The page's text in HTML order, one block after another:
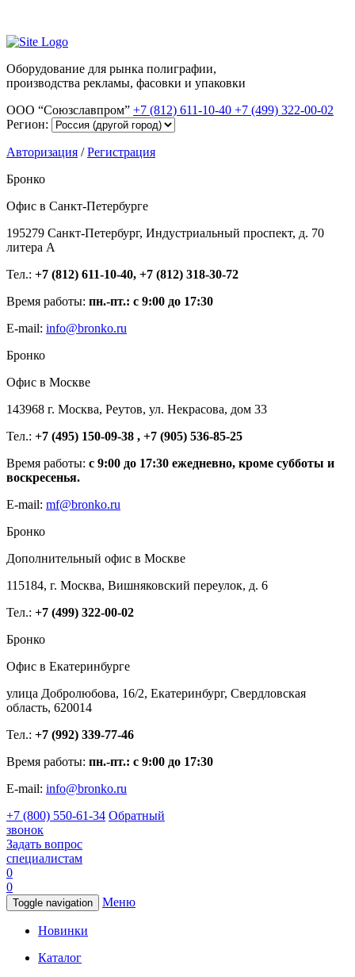
Оборудование для рынка полиграфии,
производства рекламы, фасовки и упаковки
ООО “Союзславпром” +7 (812) 611-10-40 +7 (499) 322-00-02
Регион:
Авторизация /Регистрация
Бронко
Офис в Санкт-Петербурге
195279 Санкт-Петербург, Индустриальный проспект, д. 70
литера А
Тел.: +7 (812) 611-10-40, +7 (812) 318-30-72
Время работы: пн.-пт.: с 9:00 до 17:30
E-mail: info@bronko.ru
Бронко
Офис в Москве
143968 г. Москва, Реутов, ул. Некрасова, дом 33
Тел.: +7 (495) 150-09-38 , +7 (905) 536-85-25
Время работы: с 9:00 до 17:30 ежедневно, кроме субботы и
воскресенья.
E-mail: mf@bronko.ru
Бронко
Дополнительный офис в Москве
115184, г. Москва, Вишняковский переулок, д. 6
Тел.: +7 (499) 322-00-02
Бронко
Офис в Екатеринбурге
улица Добролюбова, 16/2, Екатеринбург, Свердловская
область, 620014
Тел.: +7 (992) 339-77-46
Время работы: пн.-пт.: с 9:00 до 17:30
E-mail: info@bronko.ru
+7 (800) 550-61-34 Обратный
звонок
Задать вопрос
специалистам
0
0
Toggle navigation Меню
Новинки
Каталог